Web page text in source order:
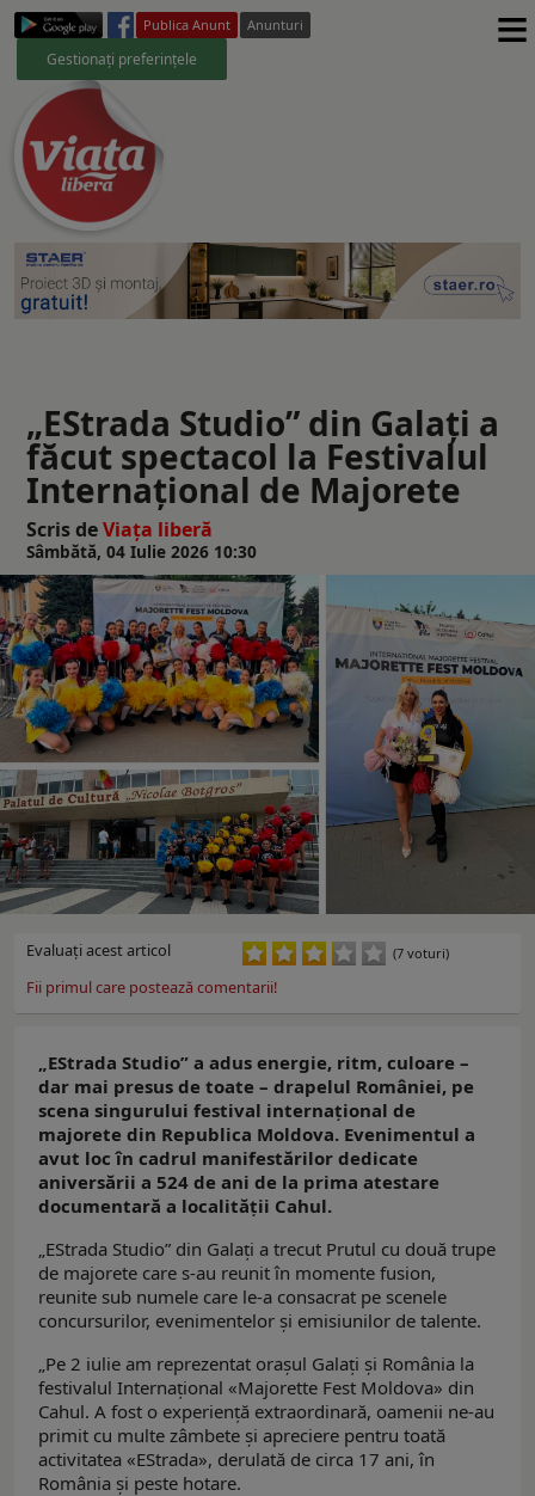
Publica Anunt Anunturi
Gestionați preferințele ≡
„EStrada Studio” din Galaţi a
făcut spectacol la Festivalul
Internațional de Majorete
Scris deViaţa liberă
Sâmbătă, 04 Iulie 2026 10:30
Evaluaţi acest articol (7 voturi)
Fii primul care postează comentarii!
„EStrada Studio” a adus energie, ritm, culoare –
dar mai presus de toate – drapelul României, pe
scena singurului festival internațional de
majorete din Republica Moldova. Evenimentul a
avut loc în cadrul manifestărilor dedicate
aniversării a 524 de ani de la prima atestare
documentară a localității Cahul.
„EStrada Studio” din Galaţi a trecut Prutul cu două trupe
de majorete care s-au reunit în momente fusion,
reunite sub numele care le-a consacrat pe scenele
concursurilor, evenimentelor şi emisiunilor de talente.
„Pe 2 iulie am reprezentat orașul Galați și România la
festivalul Internațional «Majorette Fest Moldova» din
Cahul. A fost o experiență extraordinară, oamenii ne-au
primit cu multe zâmbete și apreciere pentru toată
activitatea «EStrada», derulată de circa 17 ani, în
România și peste hotare.